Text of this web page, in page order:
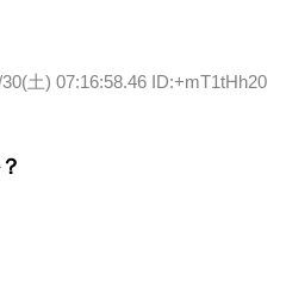
土) 07:16:58.46 ID:+mT1tHh20